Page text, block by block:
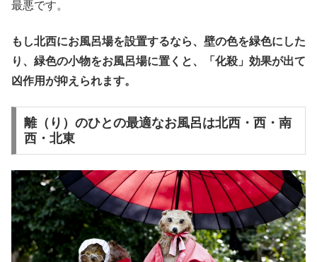
最悪です。
もし北西にお風呂場を設置するなら、壁の色を緑色にした
り、緑色の小物をお風呂場に置くと、「化殺」効果が出て
凶作用が抑えられます。
離（り）のひとの最適なお風呂は北西・西・南
西・北東